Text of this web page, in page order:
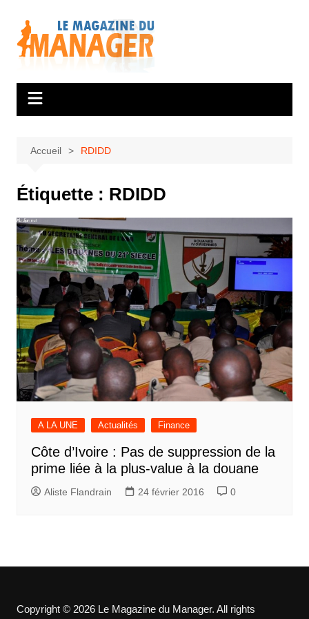
contenu
Accueil RDIDD
Étiquette : RDIDD
A LA UNE Actualités Finance
Côte d’Ivoire : Pas de suppression de la
prime liée à la plus-value à la douane
Aliste Flandrain 24 février 2016 0
Copyright © 2026 Le Magazine du Manager. All rights